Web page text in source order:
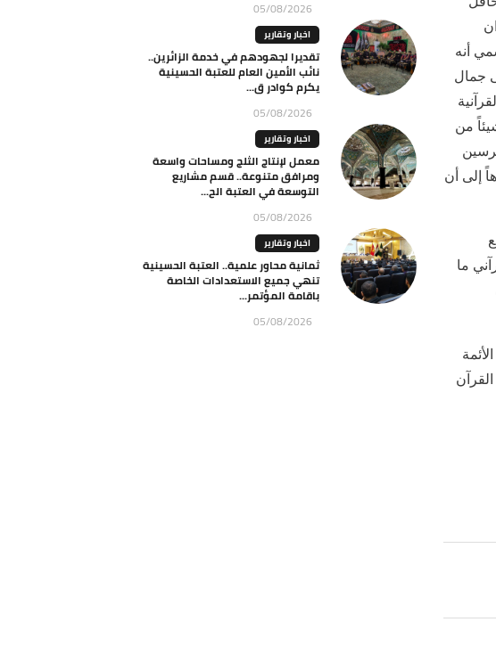
أنه
جمال
من
إلى أن
ما
05/08/2026
اخبار وتقارير
تقديرا لجهودهم في خدمة الزائرين..
نائب الأمين العام للعتبة الحسينية
يكرم كوادر ق...
05/08/2026
اخبار وتقارير
معمل لإنتاج الثلج ومساحات واسعة
ومرافق متنوعة.. قسم مشاريع
التوسعة في العتبة الح...
05/08/2026
اخبار وتقارير
ثمانية محاور علمية.. العتبة الحسينية
تنهي جميع الاستعدادات الخاصة
باقامة المؤتمر...
05/08/2026